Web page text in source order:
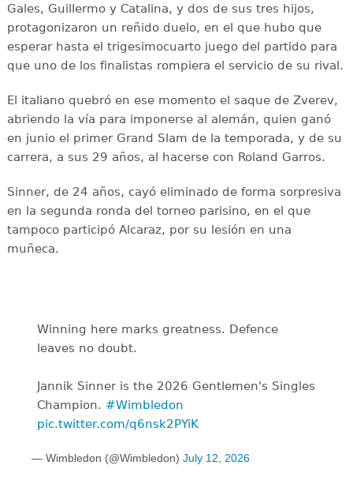
Gales, Guillermo y Catalina, y dos de sus tres hijos,
protagonizaron un reñido duelo, en el que hubo que
esperar hasta el trigesimocuarto juego del partido para
que uno de los finalistas rompiera el servicio de su rival.
El italiano quebró en ese momento el saque de Zverev,
abriendo la vía para imponerse al alemán, quien ganó
en junio el primer Grand Slam de la temporada, y de su
carrera, a sus 29 años, al hacerse con Roland Garros.
Sinner, de 24 años, cayó eliminado de forma sorpresiva
en la segunda ronda del torneo parisino, en el que
tampoco participó Alcaraz, por su lesión en una
muñeca.
Winning here marks greatness. Defence
leaves no doubt.
Jannik Sinner is the 2026 Gentlemen's Singles
Champion. #Wimbledon
pic.twitter.com/q6nsk2PYiK
— Wimbledon (@Wimbledon) July 12, 2026